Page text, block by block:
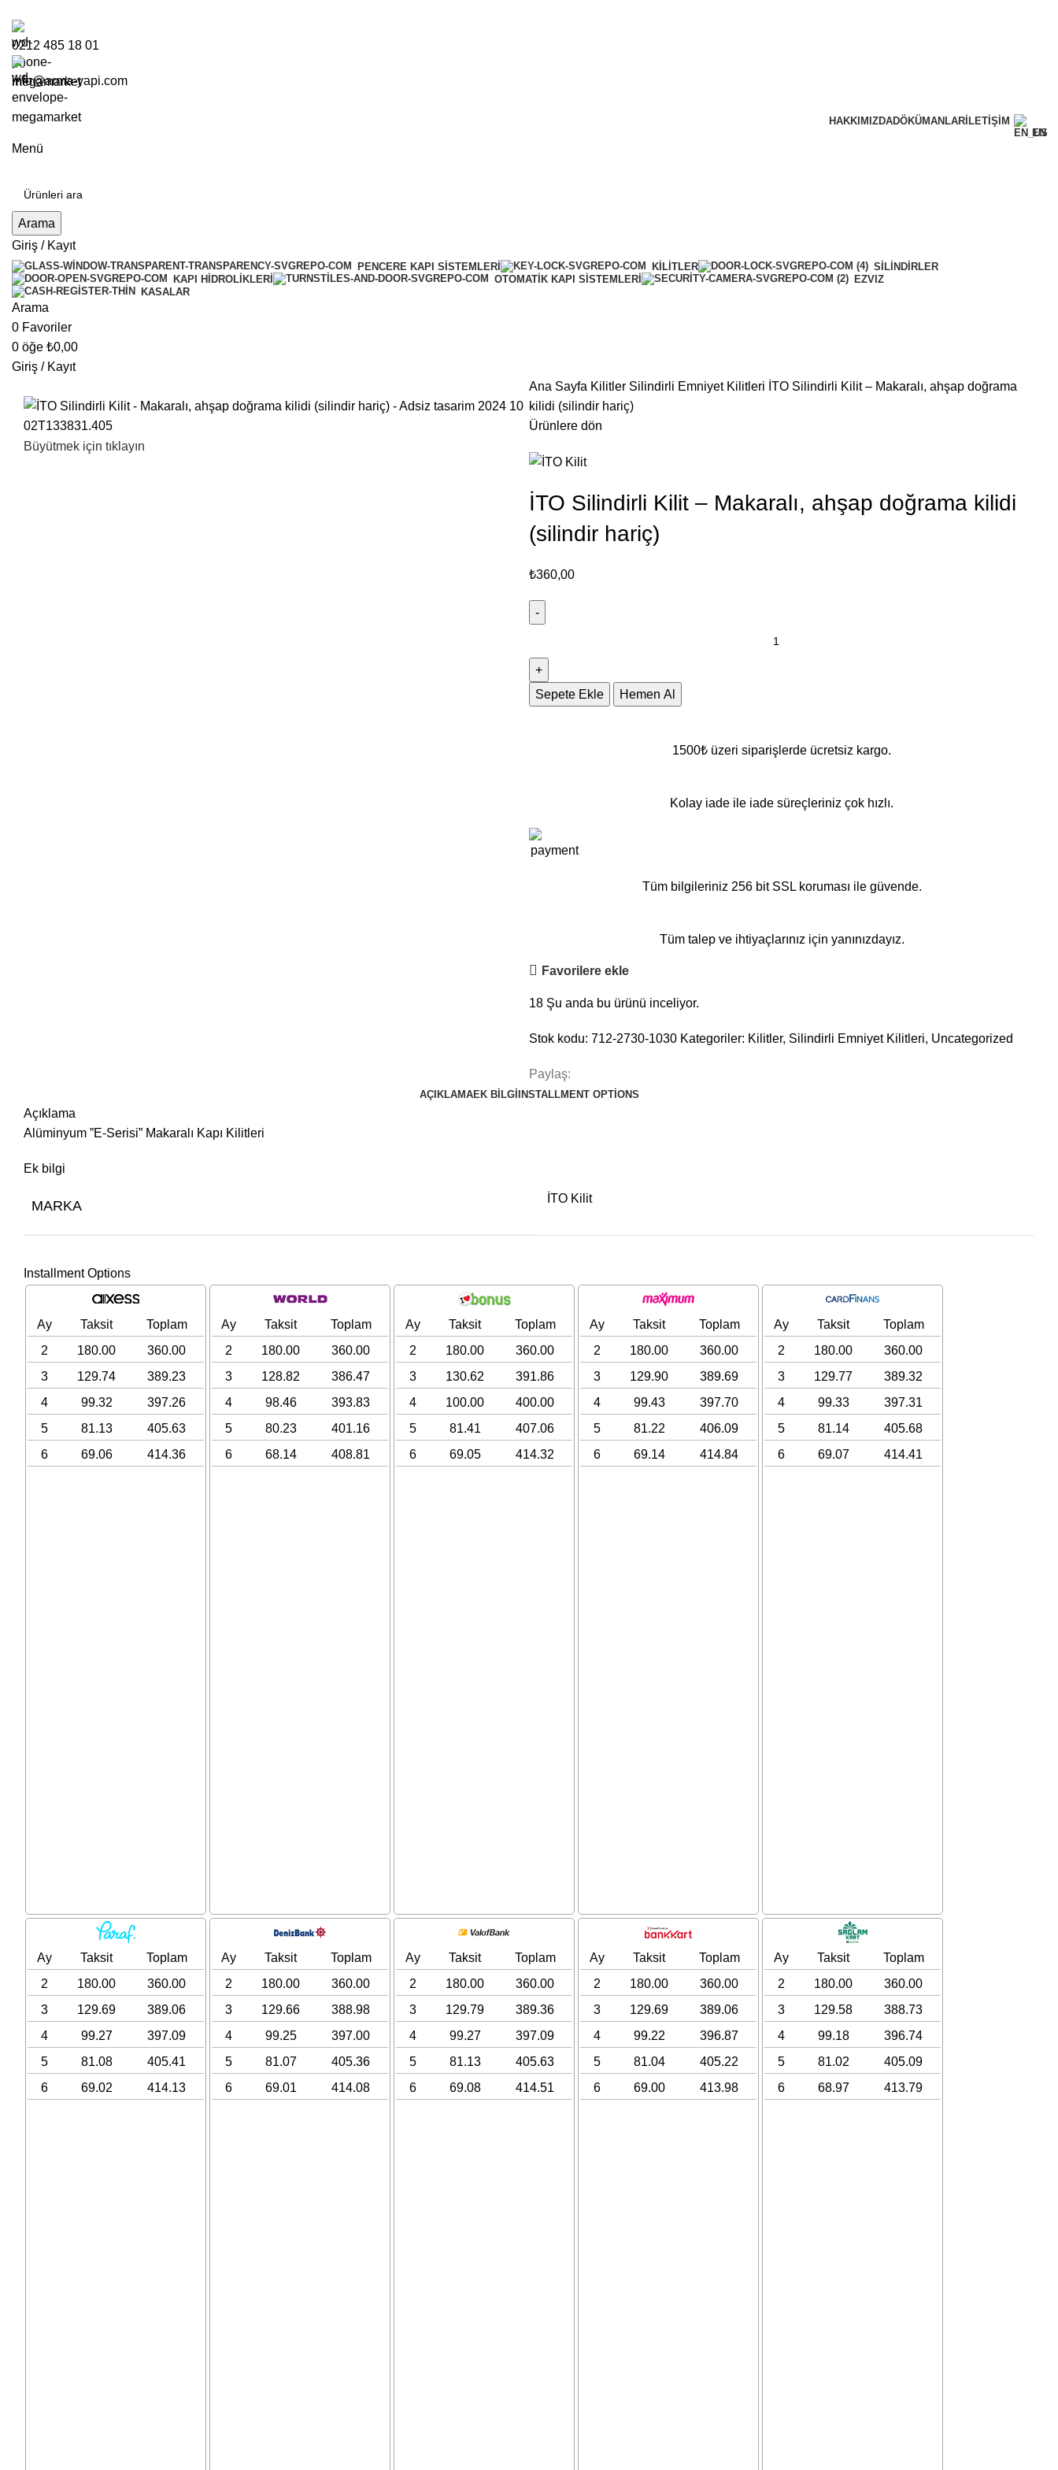
0212 485 18 01
info@arma-yapi.com
HAKKIMIZDADÖKÜMANLAR İLETIŞIM
EN
Menü
Arama
Giriş / Kayıt
PENCERE KAPI SISTEMLERI KILITLER
SILINDIRLER
KAPI HIDROLIKLERI
OTOMATIK KAPI SISTEMLERI
EZVIZ
KASALAR
Arama
0 Favoriler
0 öğe ₺0,00
Giriş / Kayıt
Büyütmek için tıklayın
Ana Sayfa Kilitler Silindirli Emniyet Kilitleri İTO Silindirli Kilit – Makaralı, ahşap doğrama
kilidi (silindir hariç)
Ürünlere dön
İTO Silindirli Kilit – Makaralı, ahşap doğrama kilidi
(silindir hariç)
₺360,00
Sepete Ekle Hemen Al
1500₺ üzeri siparişlerde ücretsiz kargo.
Kolay iade ile iade süreçleriniz çok hızlı.
Tüm bilgileriniz 256 bit SSL koruması ile güvende.
Tüm talep ve ihtiyaçlarınız için yanınızdayız.
Favorilere ekle
18 Şu anda bu ürünü inceliyor.
Stok kodu: 712-2730-1030 Kategoriler: Kilitler, Silindirli Emniyet Kilitleri, Uncategorized
Paylaş:
AÇIKLAMAEK BILGI INSTALLMENT OPTIONS
Açıklama
Alüminyum ”E-Serisi” Makaralı Kapı Kilitleri
Ek bilgi
MARKA İTO Kilit
Installment Options
Ay Taksit
Toplam
2
180.00
360.00
3
129.74
389.23
4
99.32
397.26
5
81.13
405.63
6
69.06 414.36
Ay Taksit
Toplam
2
180.00
360.00
3
128.82
386.47
4
98.46
393.83
5
80.23
401.16
6
68.14 408.81
Ay Taksit
Toplam
2
180.00
360.00
3
130.62
391.86
4
100.00
400.00
5
81.41
407.06
6
69.05 414.32
Ay Taksit
Toplam
2
180.00
360.00
3
129.90
389.69
4
99.43
397.70
5
81.22
406.09
6
69.14 414.84
Ay Taksit
Toplam
2
180.00
360.00
3
129.77
389.32
4
99.33
397.31
5
81.14
405.68
6
69.07 414.41
Ay Taksit
Toplam
2
180.00
360.00
3
129.69
389.06
4
99.27
397.09
5
81.08
405.41
6
69.02 414.13
Ay Taksit
Toplam
2
180.00
360.00
3
129.66
388.98
4
99.25
397.00
5
81.07
405.36
6
69.01 414.08
Ay Taksit
Toplam
2
180.00
360.00
3
129.79
389.36
4
99.27
397.09
5
81.13
405.63
6
69.08 414.51
Ay Taksit
Toplam
2
180.00
360.00
3
129.69
389.06
4
99.22
396.87
5
81.04
405.22
6
69.00 413.98
Ay Taksit
Toplam
2
180.00
360.00
3
129.58
388.73
4
99.18
396.74
5
81.02
405.09
6
68.97 413.79